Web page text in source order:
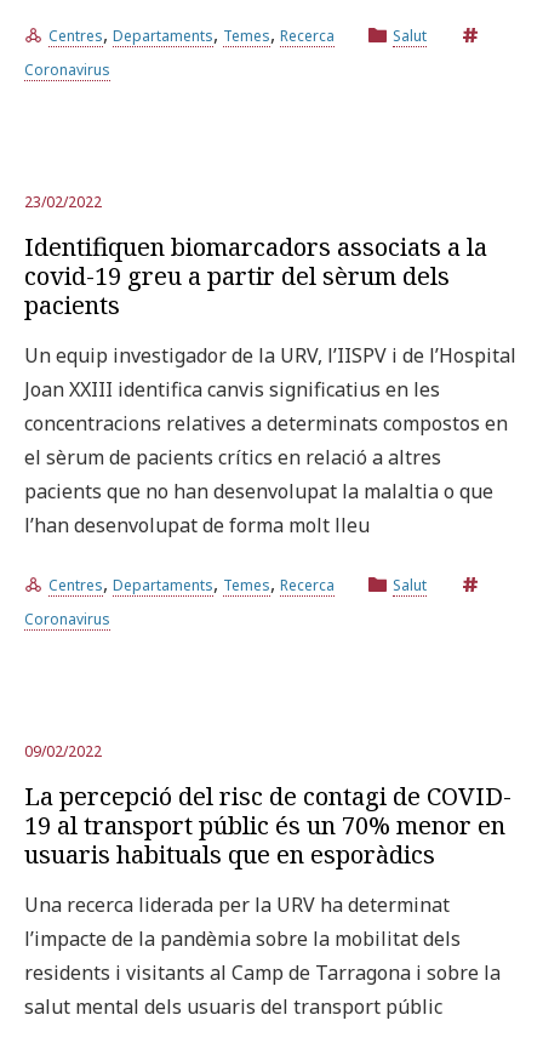
Centres, Departaments, Temes, Recerca
Salut
Coronavirus
23/02/2022
Identifiquen biomarcadors associats a la
covid-19 greu a partir del sèrum dels
pacients
Un equip investigador de la URV, l’IISPV i de l’Hospital
Joan XXIII identifica canvis significatius en les
concentracions relatives a determinats compostos en
el sèrum de pacients crítics en relació a altres
pacients que no han desenvolupat la malaltia o que
l’han desenvolupat de forma molt lleu
Centres, Departaments, Temes, Recerca
Salut
Coronavirus
09/02/2022
La percepció del risc de contagi de COVID-
19 al transport públic és un 70% menor en
usuaris habituals que en esporàdics
Una recerca liderada per la URV ha determinat
l’impacte de la pandèmia sobre la mobilitat dels
residents i visitants al Camp de Tarragona i sobre la
salut mental dels usuaris del transport públic